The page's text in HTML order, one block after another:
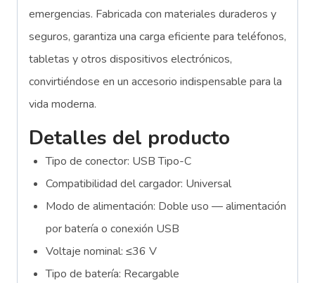
emergencias. Fabricada con materiales duraderos y
seguros, garantiza una carga eficiente para teléfonos,
tabletas y otros dispositivos electrónicos,
convirtiéndose en un accesorio indispensable para la
vida moderna.
Detalles del producto
Tipo de conector: USB Tipo-C
Compatibilidad del cargador: Universal
Modo de alimentación: Doble uso — alimentación
por batería o conexión USB
Voltaje nominal: ≤36 V
Tipo de batería: Recargable